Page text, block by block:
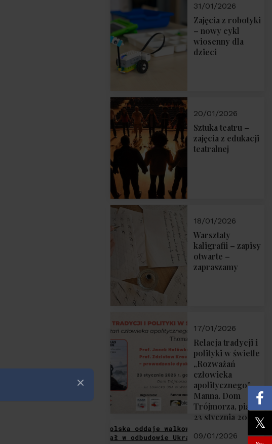
31/01/2026
Zajęcia z robotyki
– nowy cykl
wiosenny dla
dzieci
20/01/2026
Sztuka teatru –
zajęcia z edukacji
teatralnej
18/01/2026
Warsztaty
kaligrafii – zapisy
otwarte –
zapraszamy
17/01/2026
Relacja tradycji i
polityki w świetle
„Rozważań
człowieka
apolitycznego”
Manna. Dom
Trójmorza, piątek
23 stycznia 2026
Zapraszamy!
09/01/2026
Zamknij